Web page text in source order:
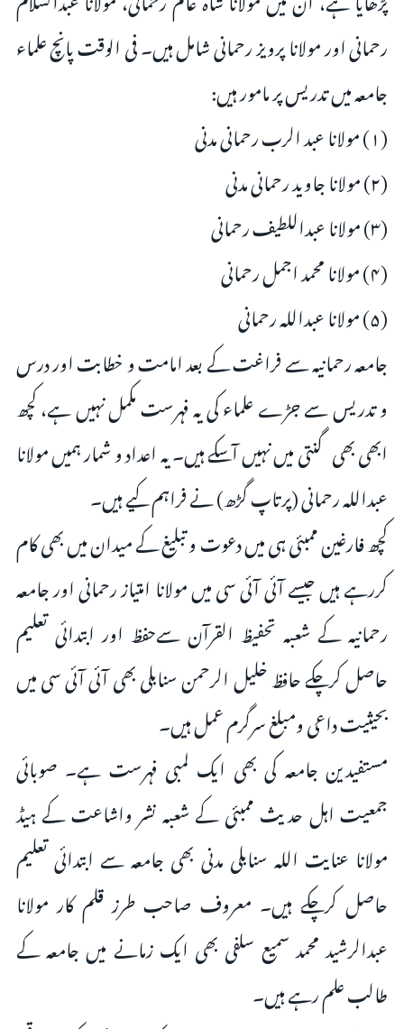
رحمانی اور مولانا پرویز رحمانی شامل ہیں۔ فی الوقت پانچ علماء
جامعہ میں تدریس پر مامور ہیں:
(۱) مولانا عبد الرب رحمانی مدنی
(۲) مولانا جاوید رحمانی مدنی
(۳) مولانا عبداللطیف رحمانی
(۴) مولانا محمد اجمل رحمانی
(۵) مولانا عبداللہ رحمانی
جامعہ رحمانیہ سے فراغت کے بعد امامت و خطابت اور درس
و تدریس سے جڑے علماء کی یہ فہرست مکمل نہیں ہے، کچھ
ابھی بھی گنتی میں نہیں آسکے ہیں۔ یہ اعداد و شمار ہمیں مولانا
عبداللہ رحمانی (پرتاپ گڑھ) نے فراہم کیے ہیں۔
کچھ فارغین ممبئی ہی میں دعوت و تبلیغ کے میدان میں بھی کام
کررہے ہیں جیسے آئی آئی سی میں مولانا امتیاز رحمانی اور جامعہ
رحمانیہ کے شعبہ تحفیظ القرآن سےحفظ اور ابتدائی تعلیم
حاصل کرچکے حافظ خلیل الرحمن سنابلی بھی آئی آئی سی میں
بحیثیت داعی ومبلغ سرگرم عمل ہیں۔
مستفیدین جامعہ کی بھی ایک لمبی فہرست ہے۔ صوبائی
جمعیت اہل حدیث ممبئی کے شعبہ نشر واشاعت کے ہیڈ
مولانا عنایت اللہ سنابلی مدنی بھی جامعہ سے ابتدائی تعلیم
حاصل کرچکے ہیں۔ معروف صاحب طرز قلم کار مولانا
عبدالرشید محمد سمیع سلفی بھی ایک زمانے میں جامعہ کے
طالب علم رہے ہیں۔